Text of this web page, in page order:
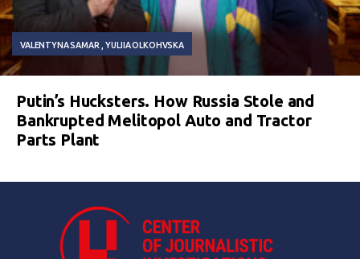
VALENTYNA SAMAR YULIIA OLKOHVSKA
Putin’s Hucksters. How Russia Stole and
Bankrupted Melitopol Auto and Tractor
Parts Plant